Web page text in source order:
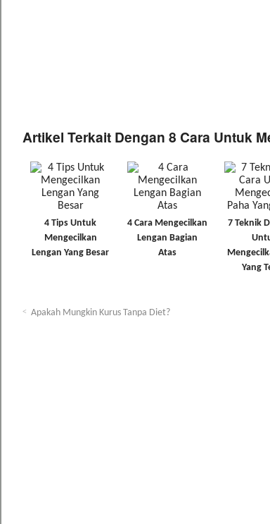
Artikel Terkait Dengan 8 Cara Untuk
4 Tips Untuk
Mengecilkan
Lengan Yang Besar
4 Cara Mengecilkan
Lengan Bagian
Atas
7 Teknik
Yang
Apakah Mungkin Kurus Tanpa Diet?